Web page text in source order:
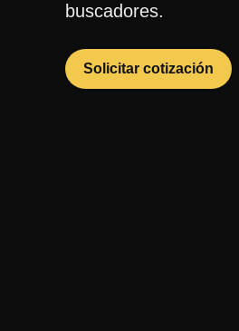
buscadores.
Solicitar cotización